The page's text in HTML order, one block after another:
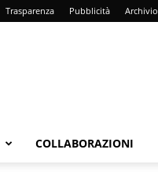
Trasparenza Pubblicità Archivio
COLLABORAZIONI